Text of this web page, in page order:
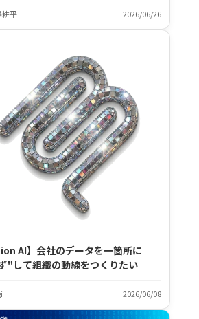
耕平 2026/06/26
AI】会社のデータを一箇所に
"して組織の動線をつくりたい
2026/06/08